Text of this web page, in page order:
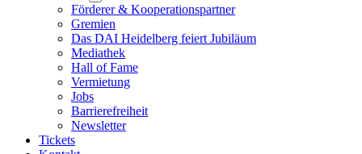
submenu
Förderer & Kooperationspartner
Gremien
Das DAI Heidelberg feiert Jubiläum
Mediathek
Hall of Fame
Vermietung
Jobs
Barrierefreiheit
Newsletter
Tickets